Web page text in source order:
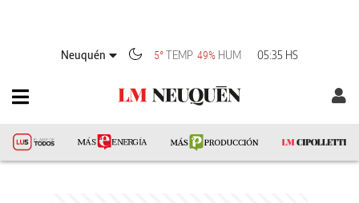
Neuquén 5° TEMP 49% HUM 05:35 HS